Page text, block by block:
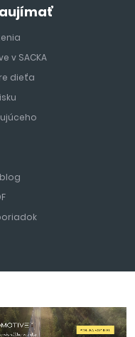
v SACKA
dieťa